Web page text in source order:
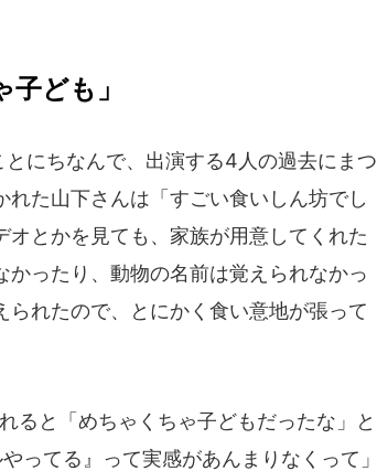
ども」
にちなんで、出演する4人の過去にまつ
た山下さんは「すごい食いしん坊でし
とかを見ても、家族が用意してくれた
ったり、動物の名前は覚えられなかっ
れたので、とにかく食い意地が張って
と「めちゃくちゃ子どもだったな」と
ってる』って実感があんまりなくって」